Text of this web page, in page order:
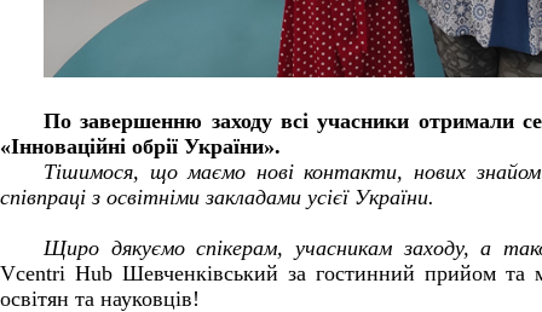
По завершенню заходу всі учасники отримали
«Інноваційні обрії України».
Тішимося, що маємо нові контакти, нових
співпраці з освітніми закладами усієї України.
Щиро дякуємо спікерам, учасникам заходу, а
Vcentri Hub Шевченківський за гостинний прийом та
освітян та науковців!